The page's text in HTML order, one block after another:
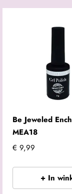
Be Jeweled
MEA18
€ 9,99
+ In